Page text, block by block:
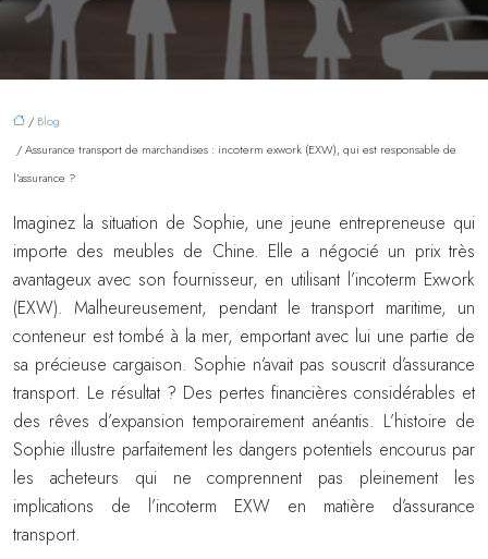
/ Blog
/ Assurance transport de marchandises : incoterm exwork (EXW), qui est responsable de
l’assurance ?
Imaginez la situation de Sophie, une jeune entrepreneuse qui
importe des meubles de Chine. Elle a négocié un prix très
avantageux avec son fournisseur, en utilisant l’incoterm Exwork
(EXW). Malheureusement, pendant le transport maritime, un
conteneur est tombé à la mer, emportant avec lui une partie de
sa précieuse cargaison. Sophie n’avait pas souscrit d’assurance
transport. Le résultat ? Des pertes financières considérables et
des rêves d’expansion temporairement anéantis. L’histoire de
Sophie illustre parfaitement les dangers potentiels encourus par
les acheteurs qui ne comprennent pas pleinement les
implications de l’incoterm EXW en matière d’assurance
transport.